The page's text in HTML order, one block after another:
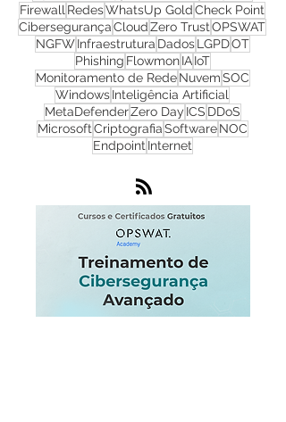
CyberSecurityTIHackersMalware
Cyber SecurityRansomwareProgress
FirewallRedesWhatsUp GoldCheck Point
CibersegurançaCloudZero TrustOPSWAT
NGFWInfraestruturaDadosLGPDOT
PhishingFlowmonIAIoT
Monitoramento de RedeNuvemSOC
WindowsInteligência Artificial
MetaDefenderZero DayICS
EndpointInternet